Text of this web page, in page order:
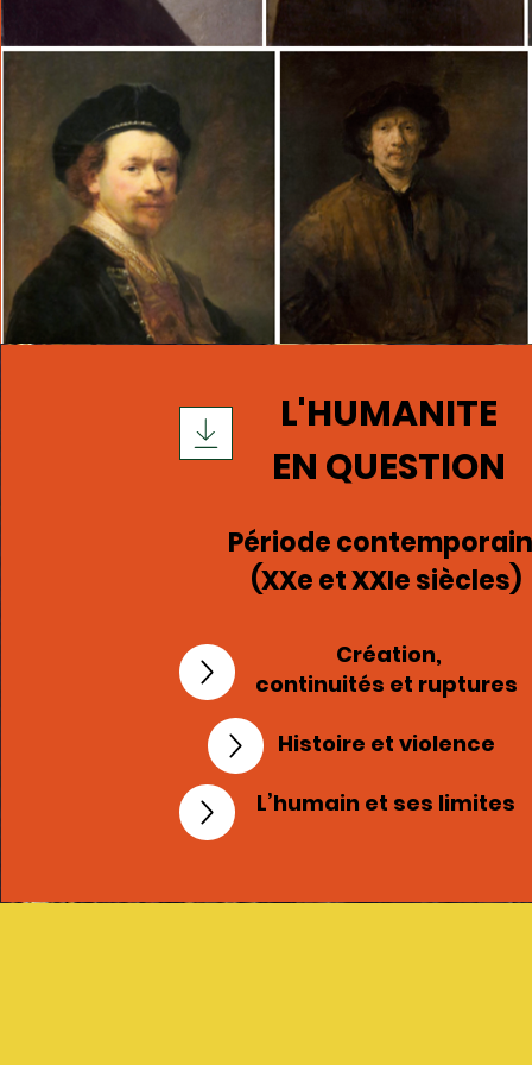
L'HUMANITE
EN QUESTION
Période
(XXe et XXIe siècles)
Création,
continuités et ruptures
Histoire et violence
L’humain et ses limites